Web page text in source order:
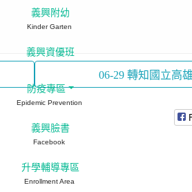
06-29 轉知國立高
義興附幼
Kinder Garten
義興資優班
防疫專區
Epidemic Prevention
義興臉書
Facebook
升學輔導專區
Enrollment Area